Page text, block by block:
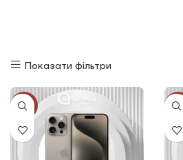
Показати фільтри
-8% -15%